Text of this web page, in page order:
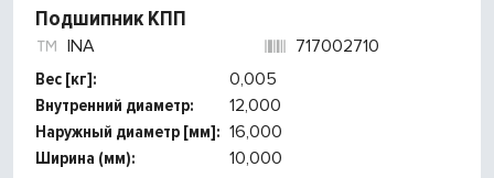
Подшипник КПП
INA
717002710
Вес [кг]:
0,005
Внутренний диаметр:
12,000
Наружный диаметр [мм]: 16,000
Ширина (мм):
10,000